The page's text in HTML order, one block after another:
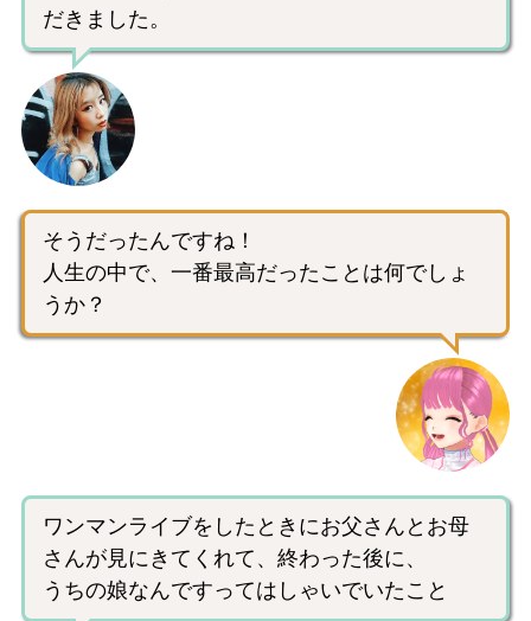
だきました。
そうだったんですね！
人生の中で、一番最高だったことは何でしょ
うか？
ワンマンライブをしたときにお父さんとお母
さんが見にきてくれて、終わった後に、
うちの娘なんですってはしゃいでいたこと